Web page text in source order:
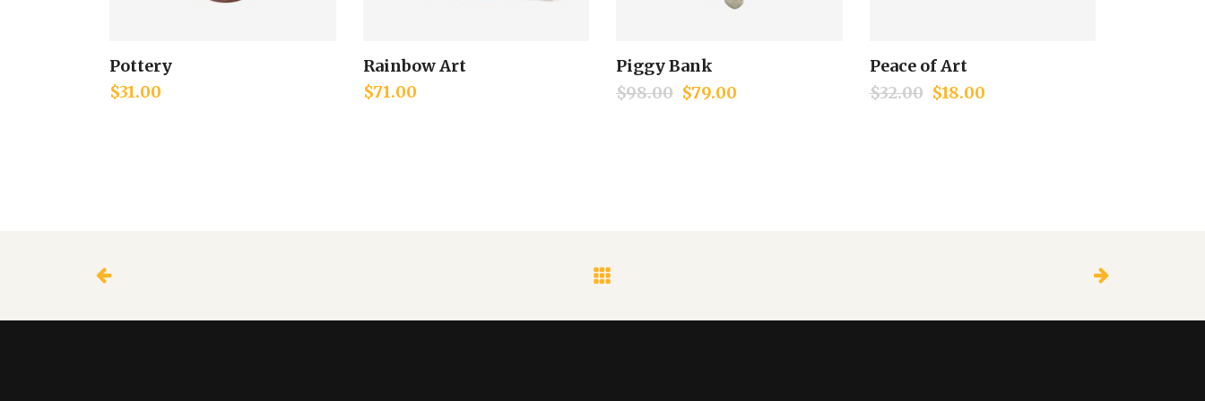
Pottery
$31.00
Add to cart
Rainbow Art
$71.00
Add to cart
Piggy Bank
$98.00 $79.00
Add to cart
Peace of Art
$32.00 $18.00